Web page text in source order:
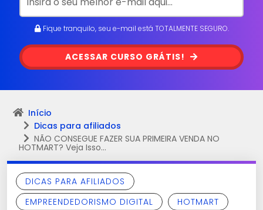
Fique tranquilo, seu e-mail está TOTALMENTE SEGURO.
ACESSAR CURSO GRÁTIS!
Início
Dicas para afiliados
NÃO CONSEGUE FAZER SUA PRIMEIRA VENDA NO
HOTMART? Veja Isso…
DICAS PARA AFILIADOS
EMPREENDEDORISMO DIGITAL
HOTMART